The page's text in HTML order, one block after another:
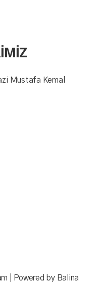
Mustafa Kemal
| Powered by Balina